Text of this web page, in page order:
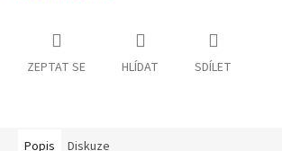
ZEPTAT SE HLÍDAT SDÍLET
Popis Diskuze